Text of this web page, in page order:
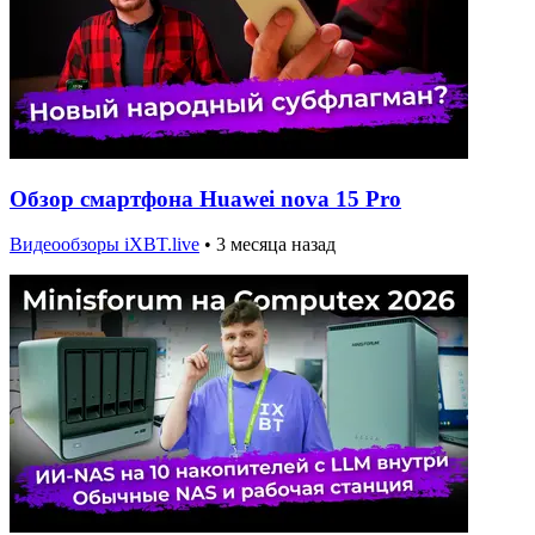
Обзор смартфона Huawei nova 15 Pro
Видеообзоры iXBT.live • 3 месяца назад